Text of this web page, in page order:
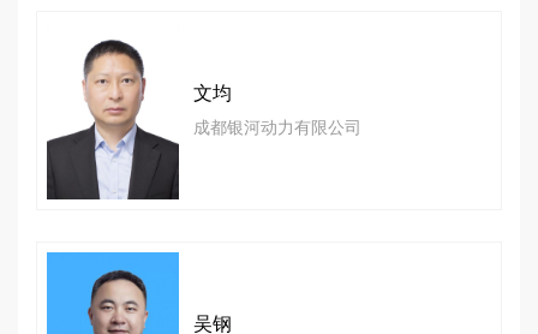
文均
成都银河动力有限公司
吴钢